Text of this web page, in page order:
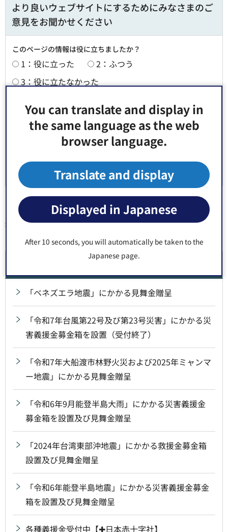
You can translate and display in
the same language as the web
browser language.
Translate and display
Displayed in Japanese
After 10 seconds, you will automatically be taken to the
Japanese page.
より良いウェブサイトにするためにみなさまのご
意見をお聞かせください
このページの情報は役に立ちましたか？
1：役に立った
2：ふつう
3：役に立たなかった
1：見つけやすかった
2：ふつう
3：見つけにくかった
同じ分類から探す
「ベネズエラ地震」にかかる見舞金贈呈
「令和7年台風第22号及び第23号災害」にかかる災
害義援金募金箱を設置（受付終了）
「令和7年大船渡市林野火災および2025年ミャンマ
ー地震」にかかる見舞金贈呈
「令和6年9月能登半島大雨」にかかる災害義援金
募金箱を設置及び見舞金贈呈
「2024年台湾東部沖地震」にかかる救援金募金箱
設置及び見舞金贈呈
「令和6年能登半島地震」にかかる災害義援金募金
箱を設置及び見舞金贈呈
各種義援金受付中【✚日本赤十字社】